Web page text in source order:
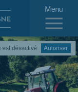
est désactivé. Autoriser
Menu